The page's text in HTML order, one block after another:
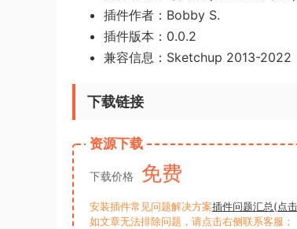
插件作者：Bobby S.
插件版本：0.0.2
兼容信息：Sketchup 2013-2022
下载链接
资源下载
下载价格 免费
安装插件常见问题解决方案插件问题汇总(点
如文章无法排除问题，请点击右侧联系客服；